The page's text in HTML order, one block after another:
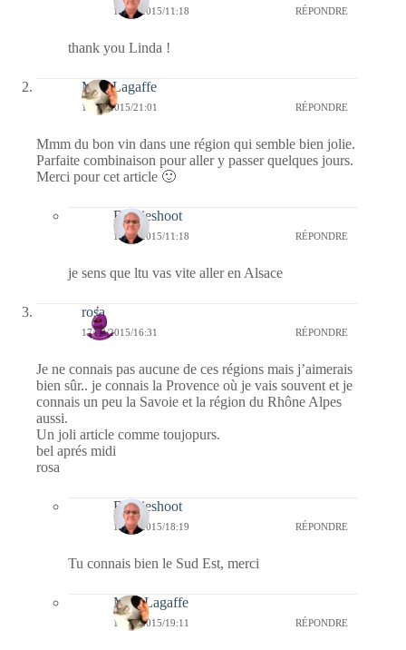
18/03/2015/11:18 RÉPONDRE
thank you Linda !
Miss Lagaffe
17/03/2015/21:01 RÉPONDRE
Mmm du bon vin dans une région qui semble bien jolie.
Parfaite combinaison pour aller y passer quelques jours.
Merci pour cet article 🙂
Bernieshoot
18/03/2015/11:18 RÉPONDRE
je sens que ltu vas vite aller en Alsace
rosa
17/03/2015/16:31 RÉPONDRE
Je ne connais pas aucune de ces régions mais j’aimerais
bien sûr.. je connais la Provence où je vais souvent et je
connais un peu la Savoie et la région du Rhône Alpes
aussi.
Un joli article comme toujopurs.
bel aprés midi
rosa
Bernieshoot
17/03/2015/18:19 RÉPONDRE
Tu connais bien le Sud Est, merci
Miss Lagaffe
18/03/2015/19:11 RÉPONDRE